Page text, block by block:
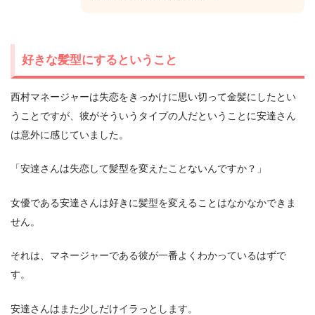
好きな髪型にするということ
西村マネージャーは失恋をきっかけに思い切って金髪にしたとい
うことですが、彼がそういうタイプの人だということに安達さん
は意外に感じていました。
「安達さんは失恋して髪型を変えたことないんですか？」
女優である安達さんは好きに髪型を変えることはなかなかできま
せん。
それは、マネージャーである彼が一番よくわかっているはずで
す。
安達さんはまた少しだけイラっとします。